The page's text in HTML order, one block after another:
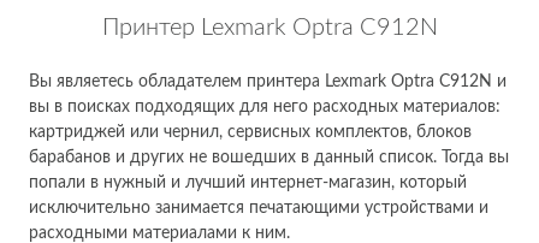
Принтер Lexmark Optra C912N
Вы являетесь обладателем принтера Lexmark Optra C912N и
вы в поисках подходящих для него расходных материалов:
картриджей или чернил, сервисных комплектов, блоков
барабанов и других не вошедших в данный список. Тогда вы
попали в нужный и лучший интернет-магазин, который
исключительно занимается печатающими устройствами и
расходными материалами к ним.